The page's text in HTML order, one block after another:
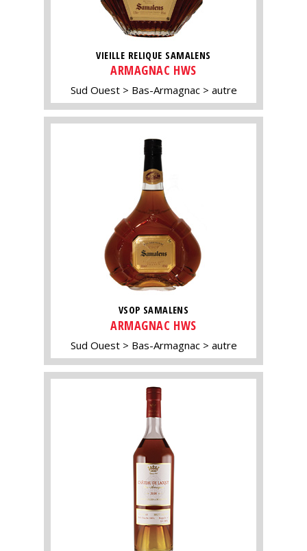
VIEILLE RELIQUE SAMALENS
ARMAGNAC HWS
Sud Ouest Bas-Armagnac autre
VSOP SAMALENS
ARMAGNAC HWS
Sud Ouest Bas-Armagnac autre